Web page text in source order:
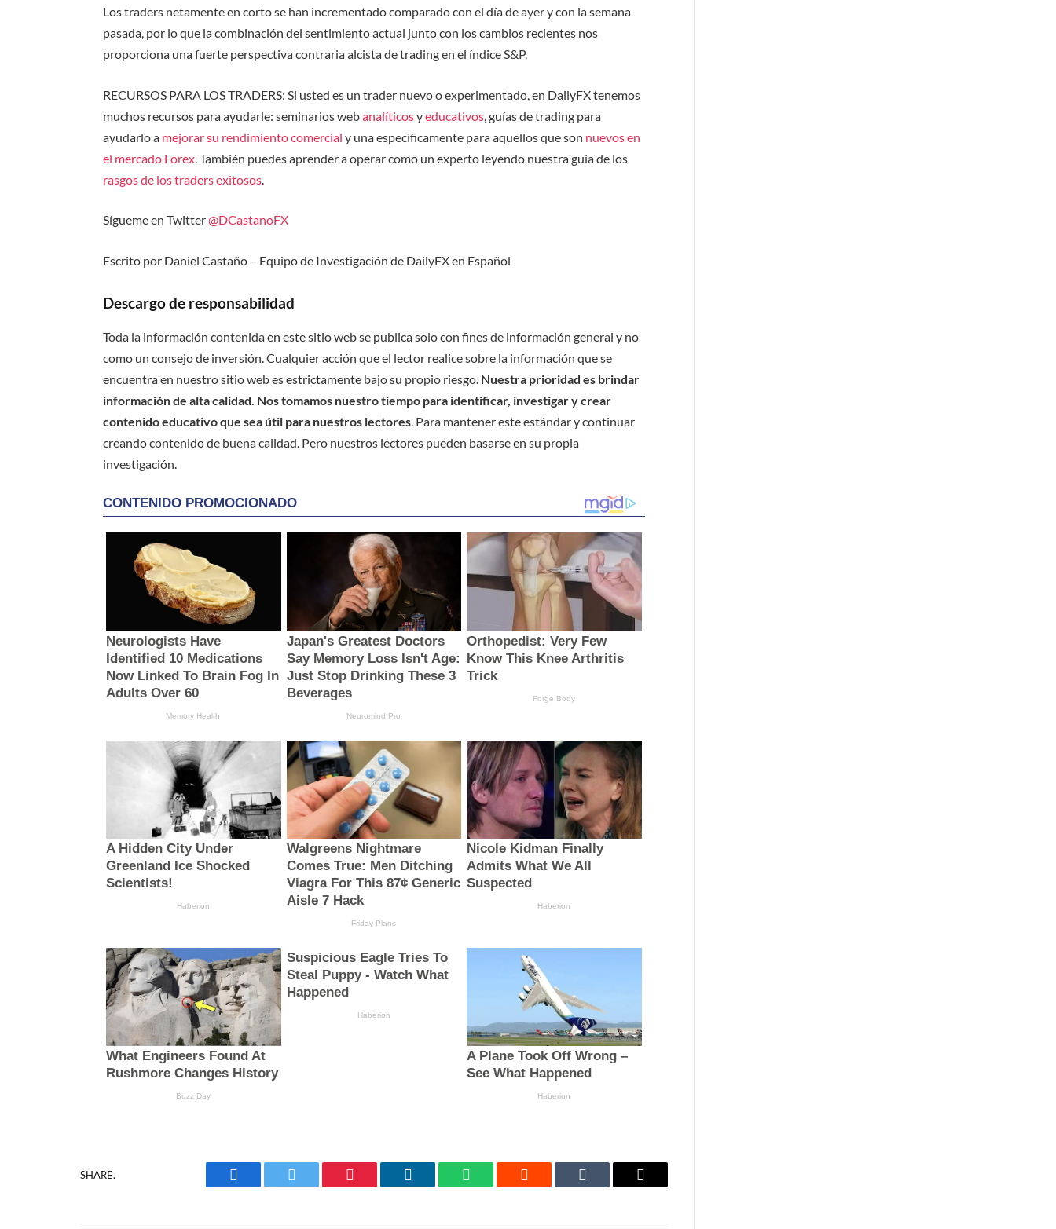
Los traders netamente en corto se han incrementado comparado conel día deayer y con la semana
pasada, por lo que la combinación del sentimiento actual junto con los cambios recientes nos
proporciona una fuerte perspectiva contraria alcista de trading en el índice S&P.
RECURSOS PARA LOS TRADERS: Si usted es un trader nuevo o experimentado, en DailyFX tenemos
muchos recursos para ayudarle: seminarios webanalíticosyeducativos , guías de trading para
ayudarlo a mejorar su rendimiento comercial y una específicamente para aquellos que son nuevos en
el mercado Forex . También puedes aprender a operar como un experto leyendo nuestra guía de los
rasgos de los traders exitosos
Sígueme en Twitter@DCastanoFX
Escrito por Daniel Castaño – Equipo de Investigación de DailyFX en Español
Descargo de responsabilidad
Toda la información contenida en este sitio web se publica solo con fines de información general y no
como un consejo de inversión. Cualquier acción que el lector realice sobre la información que se
encuentra en nuestro sitio web es estrictamente bajo su propio riesgo. Nuestra prioridad es brindar
información de alta calidad. Nos tomamos nuestro tiempo para identificar, investigar y crear
contenido educativo que sea útil para nuestros lectores . Para mantener este estándar y continuar
creando contenido de buena calidad. Pero nuestros lectores pueden basarse en su propia
investigación.
SHARE.
Facebook Twitter Pinterest LinkedIn WhatsAppReddit Tumblr Email